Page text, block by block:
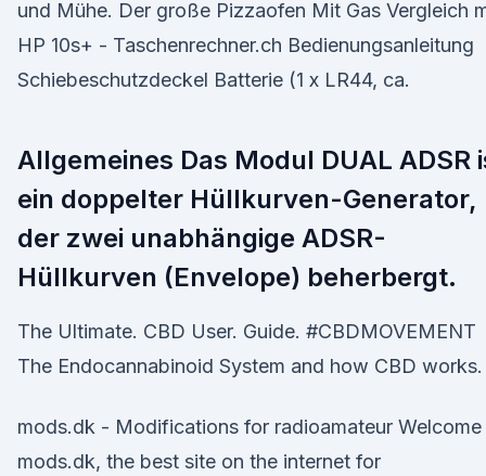
und Mühe. Der große Pizzaofen Mit Gas Vergleich
HP 10s+ - Taschenrechner.ch Bedienungsanleitung
Schiebeschutzdeckel Batterie (1 x LR44, ca.
Allgemeines Das Modul DUAL ADSR
ein doppelter Hüllkurven-Generator,
der zwei unabhängige ADSR-
Hüllkurven (Envelope) beherbergt.
The Ultimate. CBD User. Guide. #CBDMOVEMENT
The Endocannabinoid System and how CBD works.
mods.dk - Modifications for radioamateur Welcome
mods.dk, the best site on the internet for